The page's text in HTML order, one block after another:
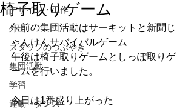
デザイン・工作
外出
スタッフのつぶやき
集団活動
学習
運動・ダンス
椅子取りゲーム
午前の集団活動はサーキットと新聞じ
ゃんけんサバイバルゲーム
午後は椅子取りゲームとしっぽ取りゲ
ームを行いました。
今日は1番盛り上がった